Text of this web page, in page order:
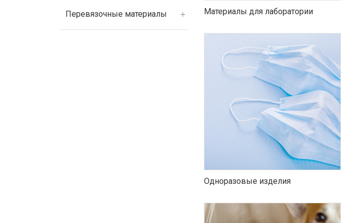
Перевязочные материалы Материалы для лаборатории
Одноразовые изделия